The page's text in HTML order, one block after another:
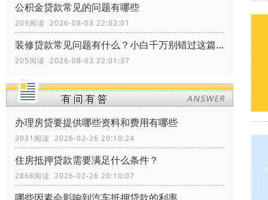
公积金贷款常见的问题有哪些
209阅读 2026-08-03 22:02:01
装修贷款常见问题有什么？小白千万别错过这篇文章
205阅读 2026-08-03 22:01:37
办理房贷要提供哪些资料和费用有哪些
3031阅读 2026-02-26 20:10:24
住房抵押贷款需要满足什么条件？
2868阅读 2026-02-26 20:10:07